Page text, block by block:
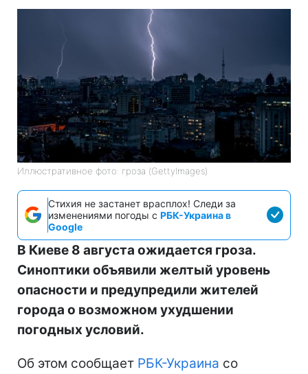
Иллюстративное фото: гроза (GettyImages)
Стихия не застанет врасплох! Следи за
изменениями погоды с РБК-Украина в
Google
В Киеве 8 августа ожидается гроза.
Синоптики объявили желтый уровень
опасности и предупредили жителей
города о возможном ухудшении
погодных условий.
Об этом сообщает РБК-Украина со